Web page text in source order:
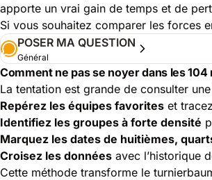
apporte un vrai gain de temps et de
Si vous souhaitez comparer les forces
POSER MA QUESTION
Général
Comment ne pas se noyer dans les 104
La tentation est grande de consulter
Repérez les équipes favorites et
Identifiez les groupes à forte densité
Marquez les dates de huitièmes,
Croisez les données avec l’historique
Cette méthode transforme le